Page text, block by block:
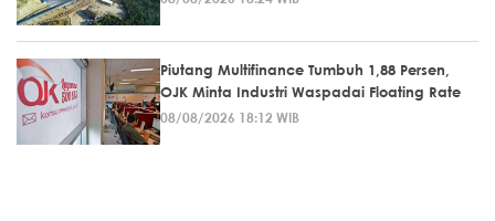
Piutang Multifinance Tumbuh 1,88 Persen,
OJK Minta Industri Waspadai Floating Rate
08/08/2026 18:12 WIB